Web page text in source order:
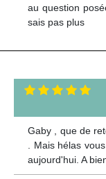
au question
sais pas plus
Gaby , que de
. Mais hélas
aujourd'hui. A